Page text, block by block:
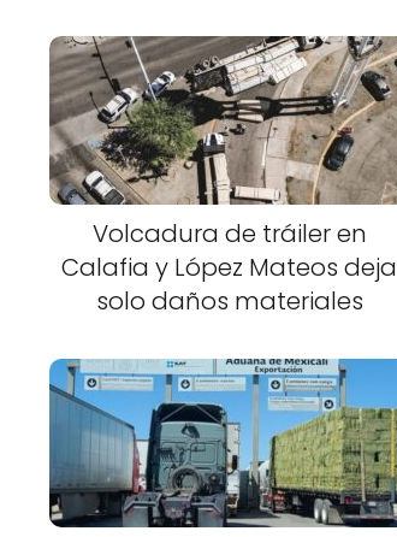
Volcadura de tráiler en
Calafia y López Mateos deja
solo daños materiales